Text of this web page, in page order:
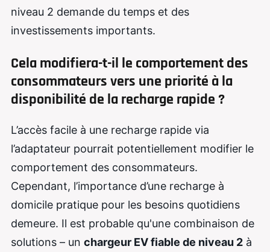
niveau 2 demande du temps et des
investissements importants.
Cela modifiera-t-il le comportement des
consommateurs vers une priorité à la
disponibilité de la recharge rapide ?
L’accès facile à une recharge rapide via
l’adaptateur pourrait potentiellement modifier le
comportement des consommateurs.
Cependant, l’importance d’une recharge à
domicile pratique pour les besoins quotidiens
demeure. Il est probable qu'une combinaison de
solutions – un chargeur EV fiable de niveau 2 à